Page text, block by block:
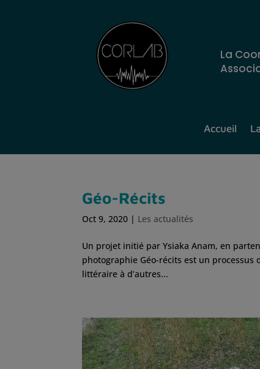
La
Accueil
Géo-Récits
Oct 9, 2020 | Les actualités
Un projet initié par Ysiaka Anam, en
photographie Géo-récits est un processus
littéraire à d’autres...